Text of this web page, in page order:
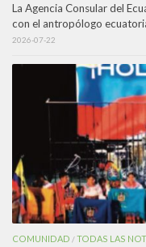
La Agencia Consular del
con el antropólogo
2026-07-22
COMUNIDAD /TODAS LAS